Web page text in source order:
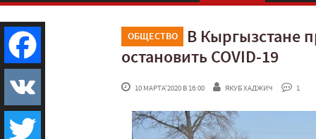
ОБЩЕСТВО
В Кыргызстане
остановить COVID-19
10 МАРТА'2020 В 16:00 ЯКУБ ХАДЖИЧ 1
Facebook
VK